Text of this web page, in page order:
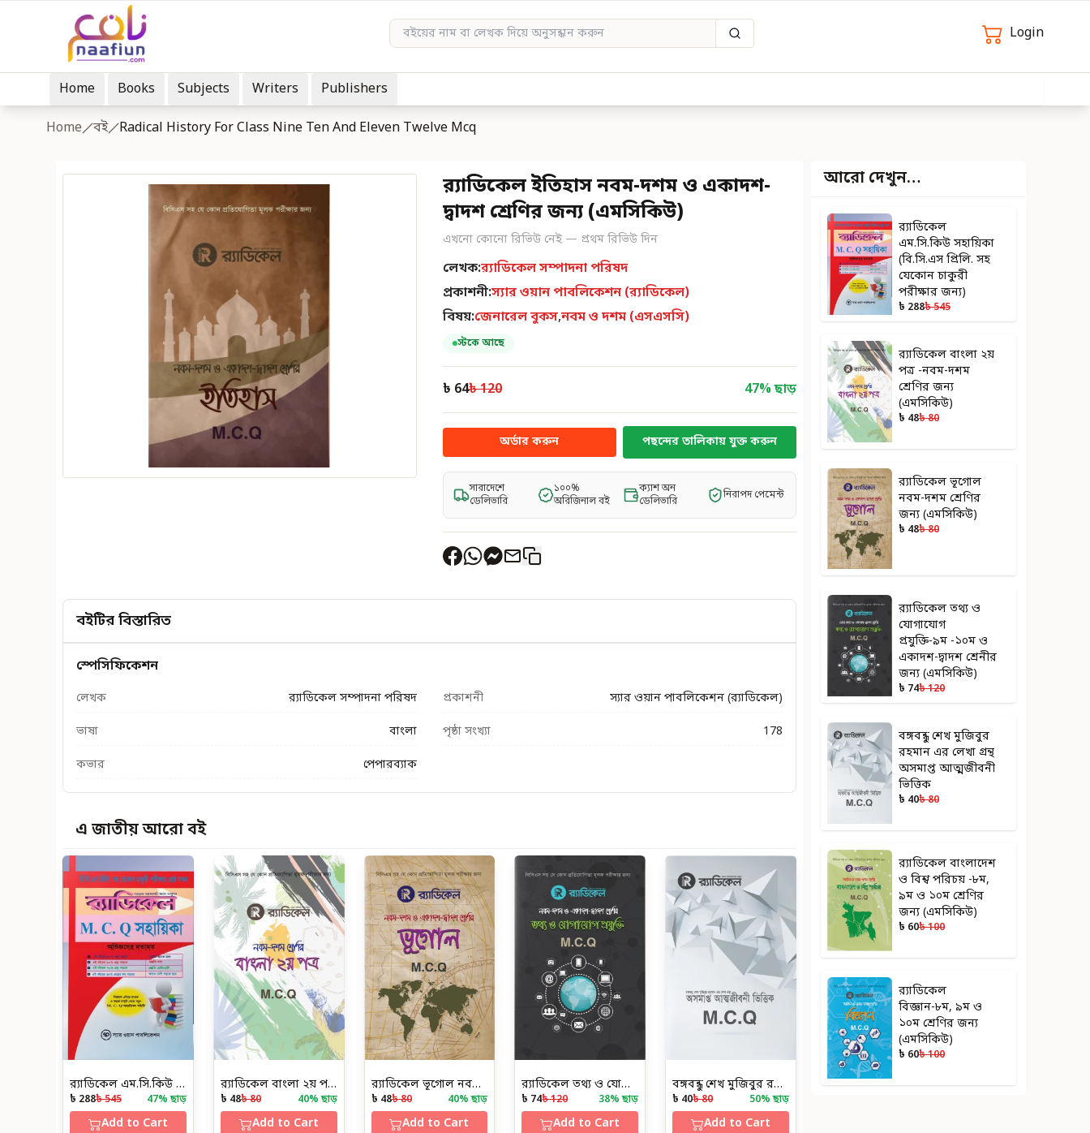
Login
Home Books Subjects Writers Publishers
Home বই Radical History For Class Nine Ten And Eleven Twelve Mcq
র‌্যাডিকেল ইতিহাস নবম-দশম ও একাদশ-
দ্বাদশ শ্রেণির জন্য (এমসিকিউ)
এখনো কোনো রিভিউ নেই — প্রথম রিভিউ দিন
লেখক:র‌্যাডিকেল সম্পাদনা পরিষদ
প্রকাশনী:স্যার ওয়ান পাবলিকেশন (র‍্যাডিকেল)
বিষয়:জেনারেল বুকস,নবম ও দশম (এসএসসি)
স্টকে আছে
৳ 64৳ 120 47% ছাড়
অর্ডার করুন পছন্দের তালিকায় যুক্ত করুন
সারাদেশে
ডেলিভারি
১০০%
অরিজিনাল বই
ক্যাশ অন
ডেলিভারি
নিরাপদ পেমেন্ট
বইটির বিস্তারিত
স্পেসিফিকেশন
লেখক র‌্যাডিকেল সম্পাদনা পরিষদ প্রকাশনী স্যার ওয়ান পাবলিকেশন (র‍্যাডিকেল)
ভাষা বাংলা পৃষ্ঠা সংখ্যা 178
কভার পেপারব্যাক
এ জাতীয় আরো বই
র‍্যাডিকেল এম.সি.কিউ সহায়িকা (বি.সি.এস প্রিলি. সহ যেকোন চাকুরী পরীক্ষার জন্য)
৳ 288৳ 545 47% ছাড়
Add to Cart
র‌্যাডিকেল বাংলা ২য় পত্র -নবম-দশম শ্রেণির জন্য (এমসিকিউ)
৳ 48৳ 80 40% ছাড়
Add to Cart
র‌্যাডিকেল ভূগোল নবম-দশম শ্রেণির জন্য (এমসিকিউ)
৳ 48৳ 80 40% ছাড়
Add to Cart
র‌্যাডিকেল তথ্য ও যোগাযোগ প্রযুক্তি-৯ম -১০ম ও একাদশ-দ্বাদশ শ্রেনীর জন্য (এমসিকিউ)
৳ 74৳ 120 38% ছাড়
Add to Cart
বঙ্গবন্ধু শেখ মুজিবুর রহমান এর লেখা গ্রন্থ অসমাপ্ত আত্মজীবনী ভিত্তিক
৳ 40৳ 80 50% ছাড়
Add to Cart
আরো দেখুন…
র‍্যাডিকেল
এম.সি.কিউ সহায়িকা
(বি.সি.এস প্রিলি. সহ
যেকোন চাকুরী
পরীক্ষার জন্য)
৳ 288৳ 545
র‌্যাডিকেল বাংলা ২য়
পত্র -নবম-দশম
শ্রেণির জন্য
(এমসিকিউ)
৳ 48৳ 80
র‌্যাডিকেল ভূগোল
নবম-দশম শ্রেণির
জন্য (এমসিকিউ)
৳ 48৳ 80
র‌্যাডিকেল তথ্য ও
যোগাযোগ
প্রযুক্তি-৯ম -১০ম ও
একাদশ-দ্বাদশ শ্রেনীর
জন্য (এমসিকিউ)
৳ 74৳ 120
বঙ্গবন্ধু শেখ মুজিবুর
রহমান এর লেখা গ্রন্থ
অসমাপ্ত আত্মজীবনী
ভিত্তিক
৳ 40৳ 80
র‌্যাডিকেল বাংলাদেশ
ও বিশ্ব পরিচয় -৮ম,
৯ম ও ১০ম শ্রেণির
জন্য (এমসিকিউ)
৳ 60৳ 100
র‌্যাডিকেল
বিজ্ঞান-৮ম, ৯ম ও
১০ম শ্রেণির জন্য
(এমসিকিউ)
৳ 60৳ 100